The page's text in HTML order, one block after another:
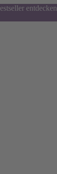
entdecken